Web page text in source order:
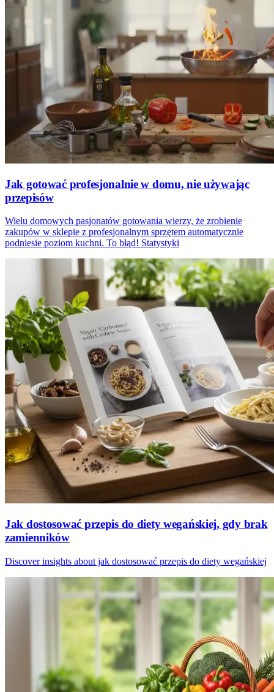
Jak gotować profesjonalnie w domu, nie używając
przepisów
Wielu domowych pasjonatów gotowania wierzy, że zrobienie
zakupów w sklepie z profesjonalnym sprzętem automatycznie
podniesie poziom kuchni. To błąd! Statystyki
Jak dostosować przepis do diety wegańskiej, gdy brak
zamienników
Discover insights about jak dostosować przepis do diety wegańskiej